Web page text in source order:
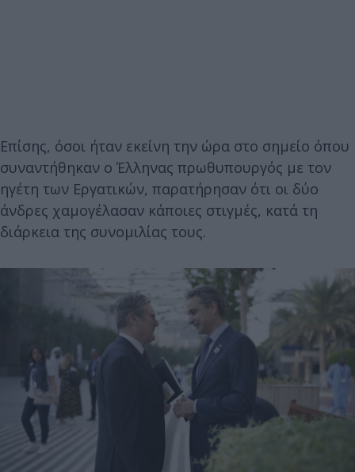
Επίσης, όσοι ήταν εκείνη την ώρα στο σημείο όπου
συναντήθηκαν ο Έλληνας πρωθυπουργός με τον
ηγέτη των Εργατικών, παρατήρησαν ότι οι δύο
άνδρες χαμογέλασαν κάποιες στιγμές, κατά τη
διάρκεια της συνομιλίας τους.